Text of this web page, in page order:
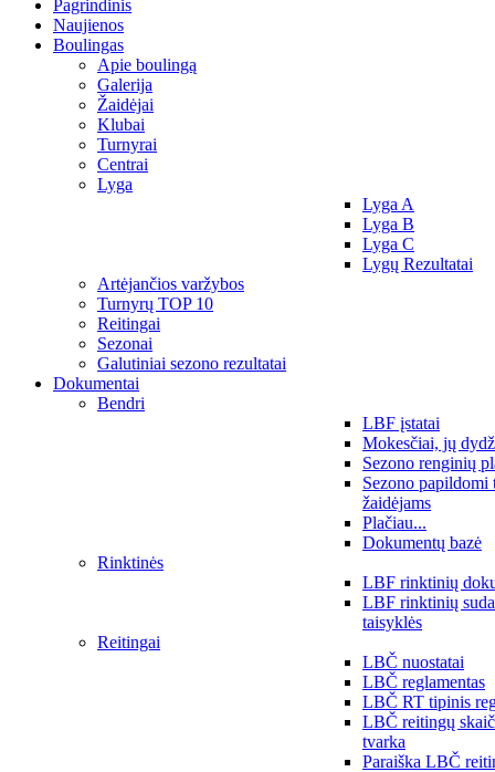
Pagrindinis
Naujienos
Boulingas
Apie boulingą
Galerija
Žaidėjai
Klubai
Turnyrai
Centrai
Lyga
Lyga A
Lyga B
Lyga C
Lygų Rezultatai
Artėjančios varžybos
Turnyrų TOP 10
Reitingai
Sezonai
Galutiniai sezono rezultatai
Dokumentai
Bendri
LBF įstatai
Mokesčiai, jų
Sezono renginių
Sezono papildomi
žaidėjams
Plačiau...
Dokumentų bazė
Rinktinės
LBF rinktinių
LBF rinktinių
taisyklės
Reitingai
LBČ nuostatai
LBČ reglamentas
LBČ RT tipinis
LBČ reitingų
tvarka
Paraiška LBČ